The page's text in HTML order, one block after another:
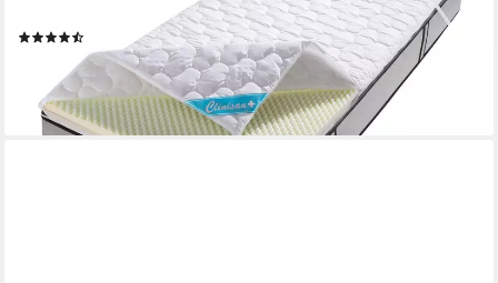
Druckentlastung durch Noppen-Struktur
ab 86,49 € UVP109,00 €
-21%
lieferbar - in 4-5 Werktagen bei dir